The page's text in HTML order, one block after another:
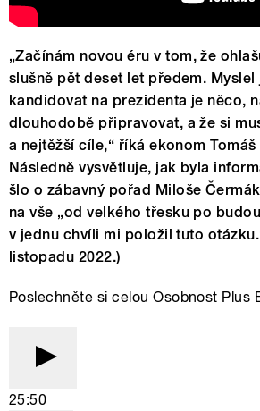
„Začínám novou éru v tom, že
slušně pět deset let předem. Myslel
kandidovat na prezidenta je něco,
dlouhodobě připravovat, a že si
a nejtěžší cíle,“ říká ekonom
Následně vysvětluje, jak byla
šlo o zábavný pořad Miloše
na vše „od velkého třesku po
v jednu chvíli mi položil tuto
listopadu 2022.)
Poslechněte si celou Osobnost Plus
25:50